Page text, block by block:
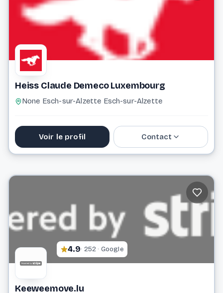
Website
Heiss Claude Demeco Luxembourg
None Esch-sur-Alzette Esch-sur-Alzette
Voir le profil Contact
4.9· 252 · Google
Keeweemove.lu